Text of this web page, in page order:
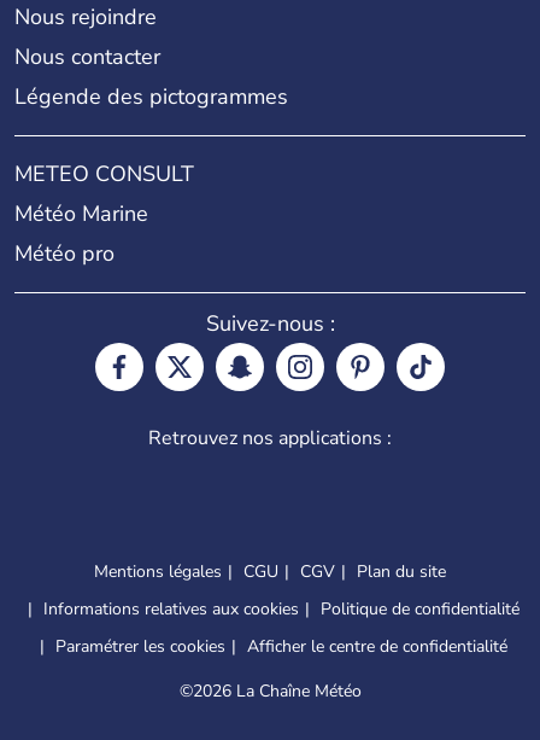
Nous rejoindre
Nous contacter
Légende des pictogrammes
METEO CONSULT
Météo Marine
Météo pro
Suivez-nous :
Retrouvez nos applications :
Mentions légales CGU CGV
Plan du site
Informations relatives aux cookies
Politique de confidentialité
Paramétrer les cookies
Afficher le centre de confidentialité
©2026 La Chaîne Météo